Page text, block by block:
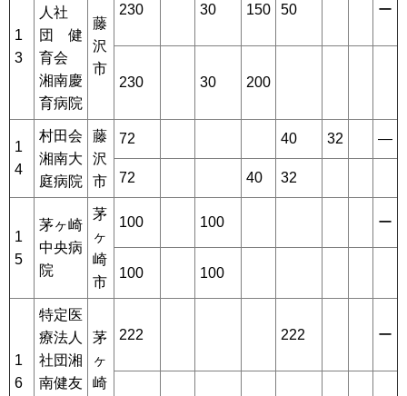
1
3
人社
団 健
育会
湘南慶
育病院
藤
沢
市
230 30 150 50 ー
230 30 200
1
4
村田会
湘南大
庭病院
藤
沢
市
72 40 32 ―
72 40 32
1
5
茅ヶ崎
中央病
院
茅
ヶ
崎
市
100 100 ー
100 100
1
6
特定医
療法人
社団湘
南健友
茅
ヶ
崎
222 222 ー